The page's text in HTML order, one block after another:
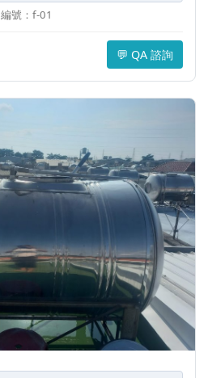
編號：f-01
💬 QA 諮詢